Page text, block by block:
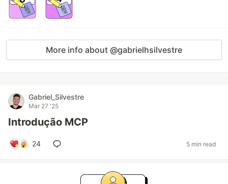
More info about @gabrielhsilvestre
Gabriel_Silvestre
Mar 27 '25
Introdução MCP
24 5 min read